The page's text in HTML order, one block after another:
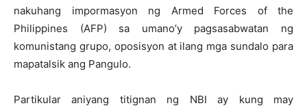
nakuhang impormasyon ng Armed Forces of the
Philippines (AFP) sa umano’y pagsasabwatan ng
komunistang grupo, oposisyon at ilang mga sundalo para
mapatalsik ang Pangulo.
Partikular aniyang titignan ng NBI ay kung may